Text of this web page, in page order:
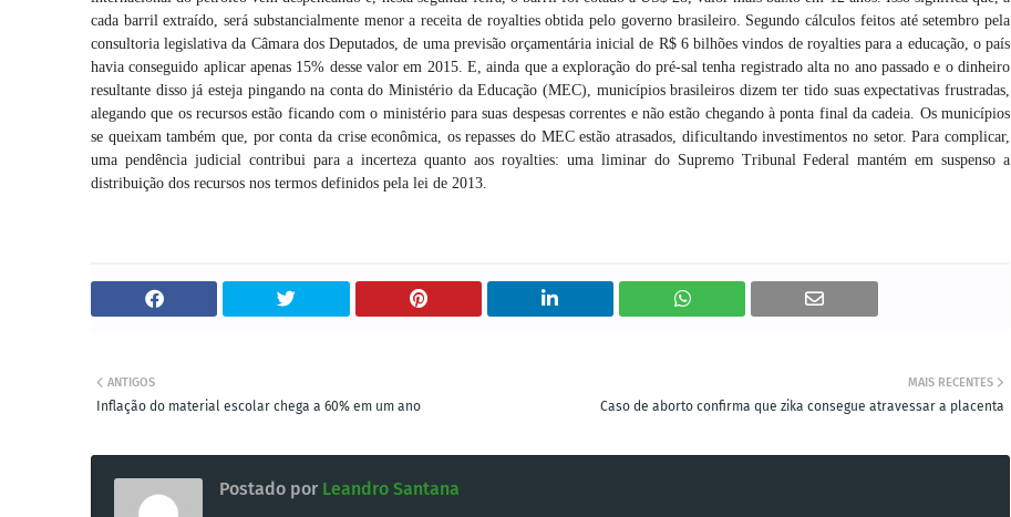
cada barril extraído, será substancialmente menor a receita de royalties obtida pelo governo brasileiro. Segundo cálculos feitos até setembro pela
consultoria legislativa da Câmara dos Deputados, de uma previsão orçamentária inicial de R$ 6 bilhões vindos de royalties para a educação, o país
havia conseguido aplicar apenas 15% desse valor em 2015. E, ainda que a exploração do pré-sal tenha registrado alta no ano passado e o dinheiro
resultante disso já esteja pingando na conta do Ministério da Educação (MEC), municípios brasileiros dizem ter tido suas expectativas frustradas,
alegando que os recursos estão ficando com o ministério para suas despesas correntes e não estão chegando à ponta final da cadeia. Os municípios
se queixam também que, por conta da crise econômica, os repasses do MEC estão atrasados, dificultando investimentos no setor. Para complicar,
uma pendência judicial contribui para a incerteza quanto aos royalties: uma liminar do Supremo Tribunal Federal mantém em suspenso a
distribuição dos recursos nos termos definidos pela lei de 2013.
MAIS RECENTES
Caso de aborto confirma que zika consegue atravessar a placenta
ANTIGOS
Inflação do material escolar chega a 60% em um ano
Postado por Leandro Santana